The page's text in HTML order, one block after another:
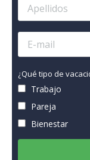
¿Qué tipo de
Trabajo
Pareja
Bienestar